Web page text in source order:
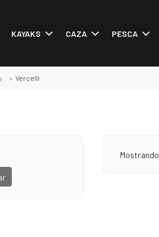
KAYAKS CAZA PESCA
Vercelli
Mostrando